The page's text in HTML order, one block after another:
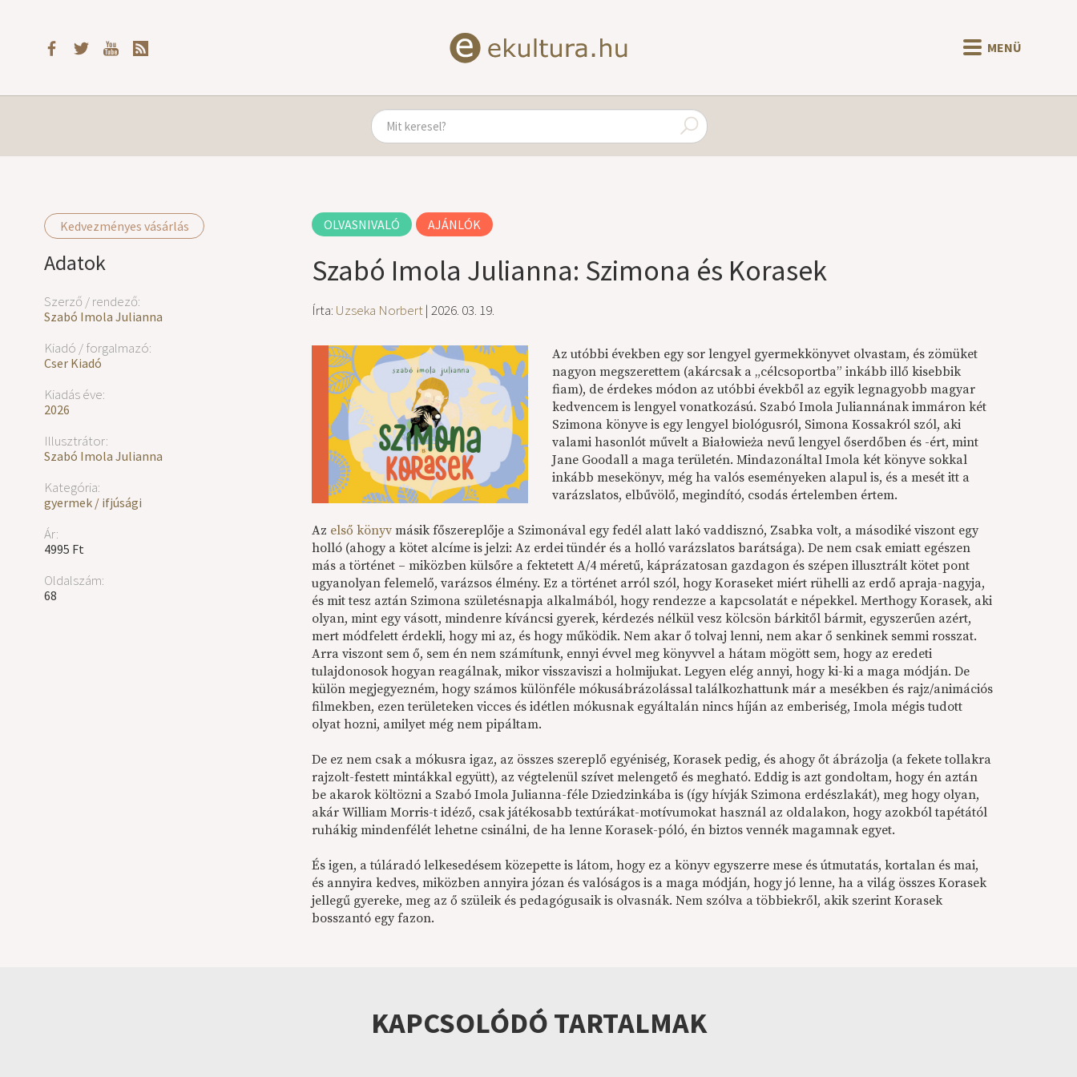
MENÜ
Kedvezményes vásárlás
Adatok
Szerző / rendező:
Szabó Imola Julianna
Kiadó / forgalmazó:
Cser Kiadó
Kiadás éve:
2026
Illusztrátor:
Szabó Imola Julianna
Kategória:
gyermek / ifjúsági
Ár:
4995 Ft
Oldalszám:
68
OLVASNIVALÓ AJÁNLÓK
Szabó Imola Julianna: Szimona és Korasek
Írta: Uzseka Norbert| 2026. 03. 19.
Az utóbbi években egy sor lengyel gyermekkönyvet olvastam, és zömüket
nagyon megszerettem (akárcsak a „célcsoportba” inkább illő kisebbik
fiam), de érdekes módon az utóbbi évekből az egyik legnagyobb magyar
kedvencem is lengyel vonatkozású. Szabó Imola Juliannának immáron két
Szimona könyve is egy lengyel biológusról, Simona Kossakról szól, aki
valami hasonlót művelt a Białowieża nevű lengyel őserdőben és -ért, mint
Jane Goodall a maga területén. Mindazonáltal Imola két könyve sokkal
inkább mesekönyv, még ha valós eseményeken alapul is, és a mesét itt a
varázslatos, elbűvölő, megindító, csodás értelemben értem.
Az első könyv másik főszereplője a Szimonával egy fedél alatt lakó vaddisznó, Zsabka volt, a másodiké viszont egy
holló (ahogy a kötet alcíme is jelzi: Az erdei tündér és a holló varázslatos barátsága). De nem csak emiatt egészen
más a történet – miközben külsőre a fektetett A/4 méretű, káprázatosan gazdagon és szépen illusztrált kötet pont
ugyanolyan felemelő, varázsos élmény. Ez a történet arról szól, hogy Koraseket miért rühelli az erdő apraja-nagyja,
és mit tesz aztán Szimona születésnapja alkalmából, hogy rendezze a kapcsolatát e népekkel. Merthogy Korasek, aki
olyan, mint egy vásott, mindenre kíváncsi gyerek, kérdezés nélkül vesz kölcsön bárkitől bármit, egyszerűen azért,
mert módfelett érdekli, hogy mi az, és hogy működik. Nem akar ő tolvaj lenni, nem akar ő senkinek semmi rosszat.
Arra viszont sem ő, sem én nem számítunk, ennyi évvel meg könyvvel a hátam mögött sem, hogy az eredeti
tulajdonosok hogyan reagálnak, mikor visszaviszi a holmijukat. Legyen elég annyi, hogy ki-ki a maga módján. De
külön megjegyezném, hogy számos különféle mókusábrázolással találkozhattunk már a mesékben és rajz/animációs
filmekben, ezen területeken vicces és idétlen mókusnak egyáltalán nincs híján az emberiség, Imola mégis tudott
olyat hozni, amilyet még nem pipáltam.
De ez nem csak a mókusra igaz, az összes szereplő egyéniség, Korasek pedig, és ahogy őt ábrázolja (a fekete tollakra
rajzolt-festett mintákkal együtt), az végtelenül szívet melengető és megható. Eddig is azt gondoltam, hogy én aztán
be akarok költözni a Szabó Imola Julianna-féle Dziedzinkába is (így hívják Szimona erdészlakát), meg hogy olyan,
akár William Morris-t idéző, csak játékosabb textúrákat-motívumokat használ az oldalakon, hogy azokból tapétától
ruhákig mindenfélét lehetne csinálni, de ha lenne Korasek-póló, én biztos vennék magamnak egyet.
És igen, a túláradó lelkesedésem közepette is látom, hogy ez a könyv egyszerre mese és útmutatás, kortalan és mai,
és annyira kedves, miközben annyira józan és valóságos is a maga módján, hogy jó lenne, ha a világ összes Korasek
jellegű gyereke, meg az ő szüleik és pedagógusaik is olvasnák. Nem szólva a többiekről, akik szerint Korasek
bosszantó egy fazon.
KAPCSOLÓDÓ TARTALMAK